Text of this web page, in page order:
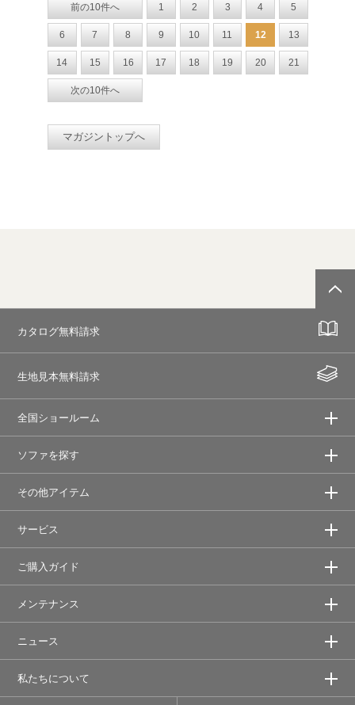
前の10件へ 1 2 3 4 5
6 7 8 9 10 11 12 13
14 15 16 17 18 19 20 21
次の10件へ
マガジントップへ
カタログ無料請求
生地見本無料請求
全国ショールーム
ソファを探す
その他アイテム
サービス
ご購入ガイド
メンテナンス
ニュース
私たちについて